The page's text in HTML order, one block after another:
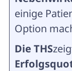
einige
Option
Die THS